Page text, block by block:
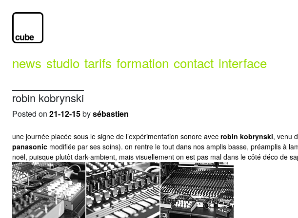
news studio tarifs formation contact interface
robin kobrynski
Posted on 21-12-15bysébastien
une journée placée sous le signe de l’expérimentation sonore avec robin kobrynski, venu
panasonic modifiée par ses soins). on rentre le tout dans nos amplis basse, préamplis à
noël, puisque plutôt dark-ambient, mais visuellement on est pas mal dans le côté déco de